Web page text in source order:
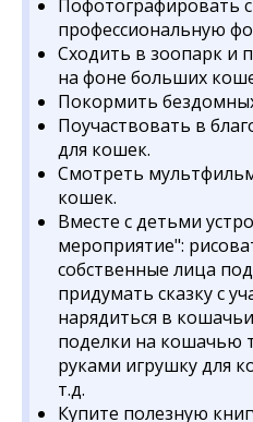
Пофотографировать
профессиональную
Сходить в зоопарк и
на фоне больших
Покормить
Поучаствовать в
для кошек.
Смотреть
кошек.
Вместе с детьми
мероприятие":
собственные лица
придумать сказку с
нарядиться в
поделки на кошачью
руками игрушку для
т.д.
Купите полезную